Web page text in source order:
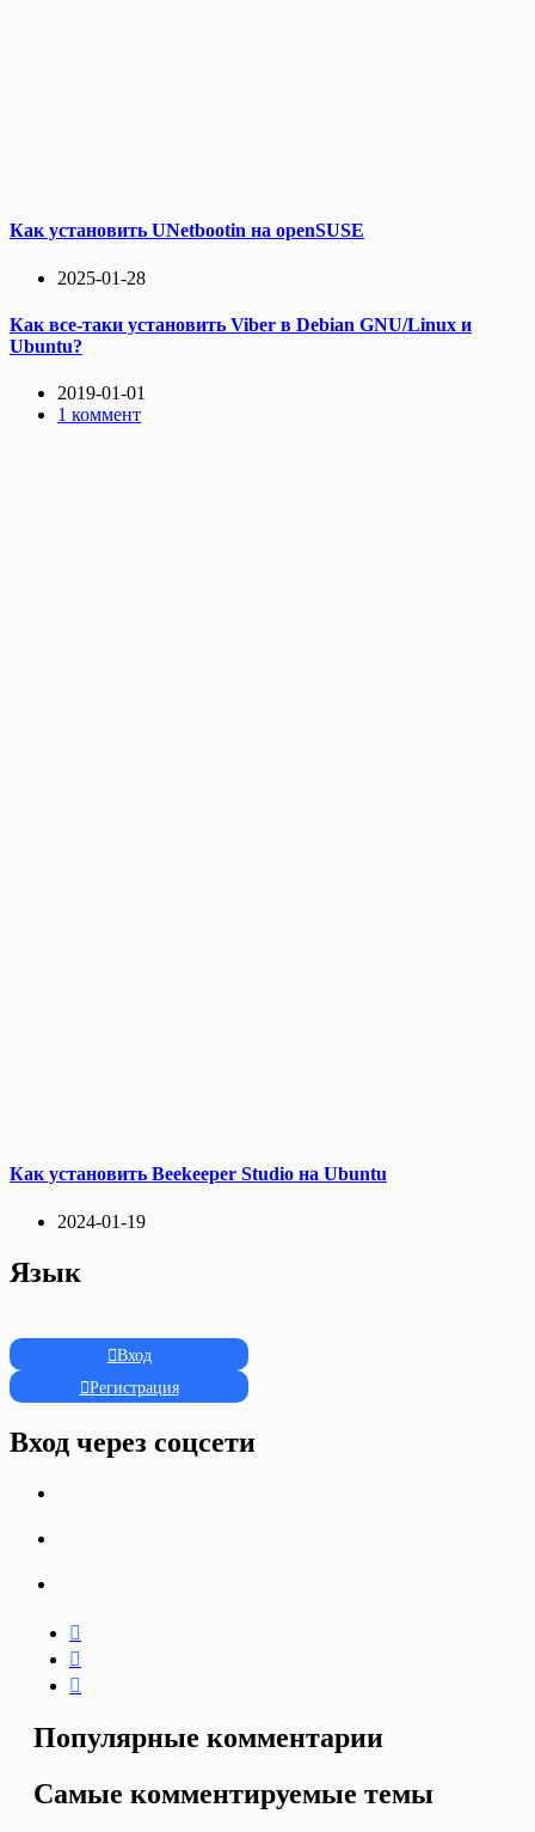
Как установить UNetbootin на openSUSE
2025-01-28
Как все-таки установить Viber в Debian GNU/Linux и
Ubuntu?
2019-01-01
1 коммент
Как установить Beekeeper Studio на Ubuntu
2024-01-19
Язык
Вход
Регистрация
Вход через соцсети
Популярные комментарии
Самые комментируемые темы